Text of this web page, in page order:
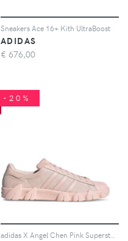
Sneakers Ace 16+ Kith UltraBoost
ADIDAS
€ 676,00
-20%